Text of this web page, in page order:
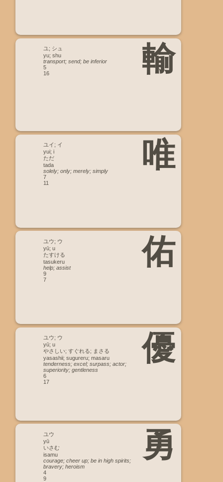
輸
ユ; シュ
yu; shu
transport; send; be inferior
5
16
唯
ユイ; イ
yui; i
ただ
tada
solely; only; merely; simply
7
11
佑
ユウ; ウ
yū; u
たすける
tasukeru
help; assist
9
7
優
ユウ; ウ
yū; u
やさしい; すぐれる; まさる
yasashii; sugureru; masaru
tenderness; excel; surpass; actor;
superiority; gentleness
6
17
勇
ユウ
yū
いさむ
isamu
courage; cheer up; be in high spirits;
bravery; heroism
4
9